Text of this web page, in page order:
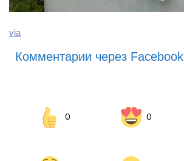
via
Комментарии через Facebook
0 0